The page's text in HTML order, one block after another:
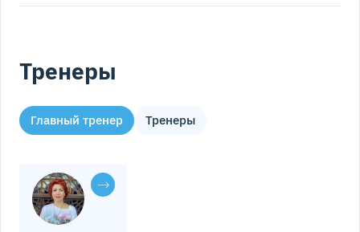
Тренеры
Главный тренер Тренеры